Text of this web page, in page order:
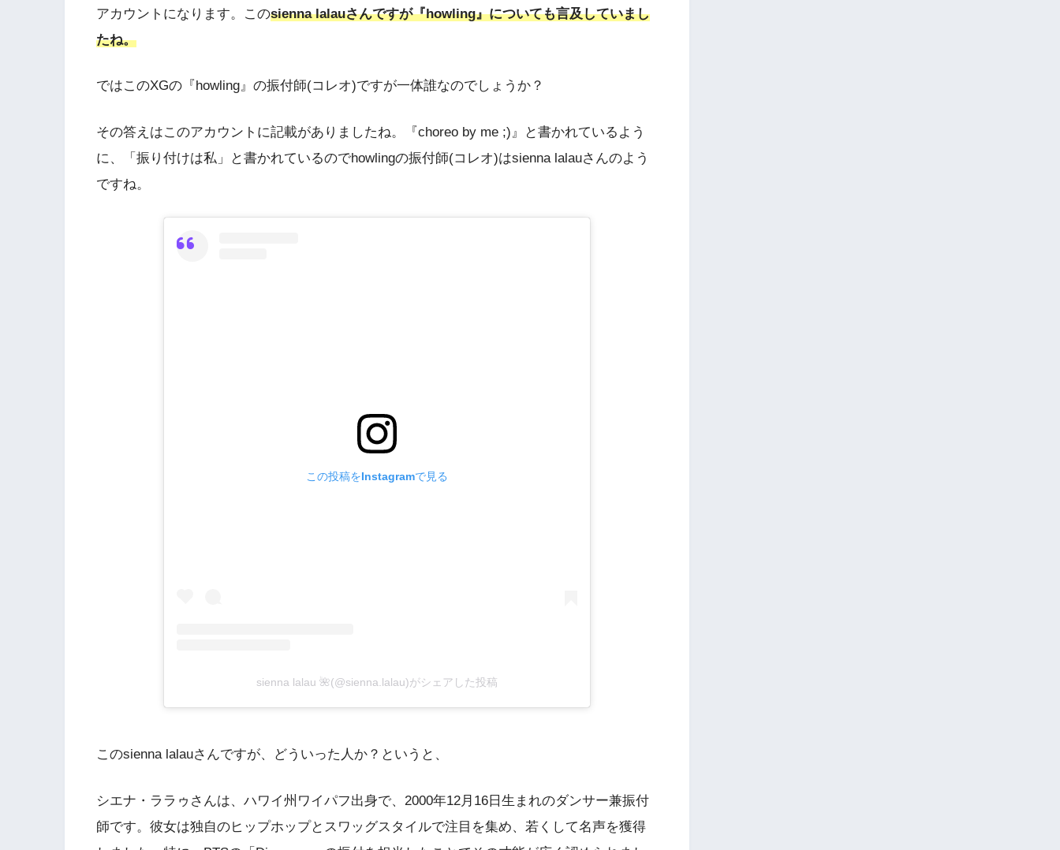
アカウントになります。このsienna lalauさんですが『howling』についても言及していまし
たね。
ではこのXGの『howling』の振付師(コレオ)ですが一体誰なのでしょうか？
その答えはこのアカウントに記載がありましたね。『choreo by me ;)』と書かれているよう
に、「振り付けは私」と書かれているのでhowlingの振付師(コレオ)はsienna lalauさんのよう
ですね。
この投稿をInstagramで見る
sienna lalau 🌺(@sienna.lalau)がシェアした投稿
このsienna lalauさんですが、どういった人か？というと、
シエナ・ララゥさんは、ハワイ州ワイパフ出身で、2000年12月16日生まれのダンサー兼振付
師です。彼女は独自のヒップホップとスワッグスタイルで注目を集め、若くして名声を獲得